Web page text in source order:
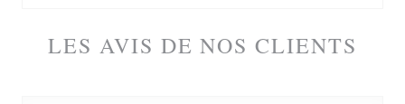
LES AVIS DE NOS CLIENTS